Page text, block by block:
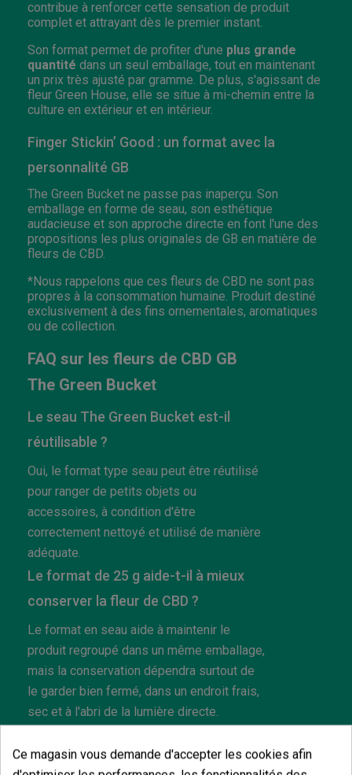
contribue à renforcer cette sensation de produit
complet et attrayant dès le premier instant.
Son format permet de profiter d'une plus grande
quantité dans un seul emballage, tout en maintenant
un prix très ajusté par gramme. De plus, s'agissant de
fleur Green House, elle se situe à mi-chemin entre la
culture en extérieur et en intérieur.
Finger Stickin’ Good : un format avec la
personnalité GB
The Green Bucket ne passe pas inaperçu. Son
emballage en forme de seau, son esthétique
audacieuse et son approche directe en font l'une des
propositions les plus originales de GB en matière de
fleurs de CBD.
*Nous rappelons que ces fleurs de CBD ne sont pas
propres à la consommation humaine. Produit destiné
exclusivement à des fins ornementales, aromatiques
ou de collection.
FAQ sur les fleurs de CBD GB
The Green Bucket
Le seau The Green Bucket est-il
réutilisable ?
Oui, le format type seau peut être réutilisé
pour ranger de petits objets ou
accessoires, à condition d'être
correctement nettoyé et utilisé de manière
adéquate.
Le format de 25 g aide-t-il à mieux
conserver la fleur de CBD ?
Le format en seau aide à maintenir le
produit regroupé dans un même emballage,
mais la conservation dépendra surtout de
le garder bien fermé, dans un endroit frais,
sec et à l'abri de la lumière directe.
différentes à l'intérieur du seau ?
Ce magasin vous demande d'accepter les cookies afin